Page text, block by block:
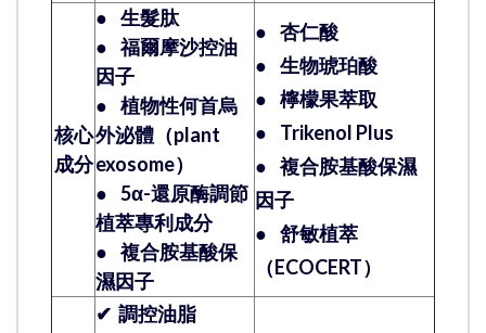
核心
成分
● 生髮肽
● 福爾摩沙控油
因子
● 植物性何首烏
外泌體（plant
exosome）
● 5α-還原酶調節
植萃專利成分
● 複合胺基酸保
濕因子
● 杏仁酸
● 生物琥珀酸
● 檸檬果萃取
● Trikenol Plus
● 複合胺基酸保濕
因子
● 舒敏植萃
（ECOCERT）
✔ 調控油脂